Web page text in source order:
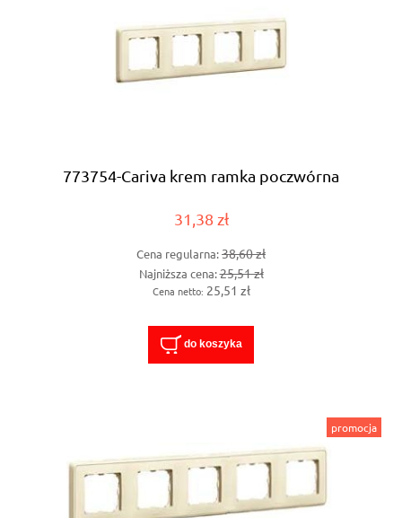
773754-Cariva krem ramka poczwórna
31,38 zł
Cena regularna:38,60 zł
Najniższa cena:25,51 zł
Cena netto: 25,51 zł
do koszyka
promocja